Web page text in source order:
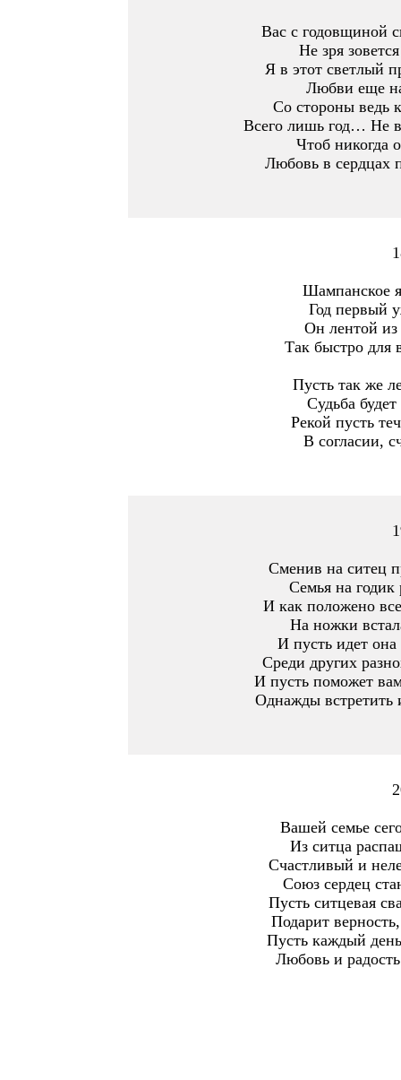
Вас с годовщиной
Не зря
Я в этот светлый
Любви еще
Со стороны ведь
Всего лишь год… Не
Чтоб никогда
Любовь в сердцах
Шампанское
Год первый
Он лентой из
Так быстро для
Пусть так же
Судьба
Рекой пусть
В согласии,
Сменив на ситец
Семья на годик
И как положено
На ножки
И пусть идет
Среди других
И пусть поможет
Однажды встретить
Вашей семье
Из ситца
Счастливый и
Союз сердец
Пусть ситцевая
Подарит
Пусть каждый
Любовь и